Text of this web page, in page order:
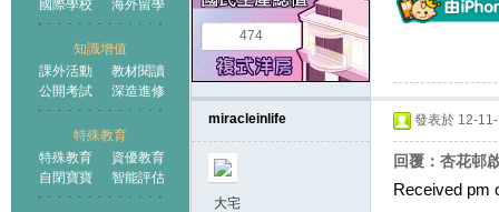
國際學校
海外留學
知識增值
課外活動
教材閱讀
公開考試
深造進修
特殊教育
特殊教育
資優教育
自閉寶寶
智能評估
474
miracleinlife
大宅
發表於 12-
回覆：杏花邨
Received pm